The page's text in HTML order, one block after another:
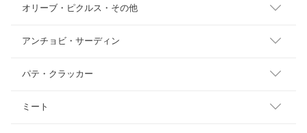
オリーブ・ピクルス・その他
アンチョビ・サーディン
パテ・クラッカー
ミート